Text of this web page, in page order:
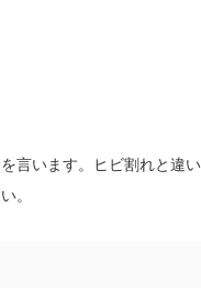
言います。ヒビ割れと違
。